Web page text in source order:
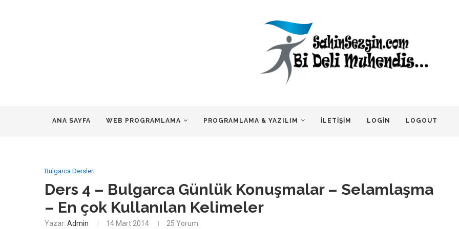
ANA SAYFA WEB PROGRAMLAMA PROGRAMLAMA & YAZILIM İLETIŞIM LOGIN LOGOUT
Bulgarca Dersleri
Ders 4 – Bulgarca Günlük Konuşmalar – Selamlaşma
– En çok Kullanılan Kelimeler
Yazar: Admin 14 Mart 2014 25 Yorum